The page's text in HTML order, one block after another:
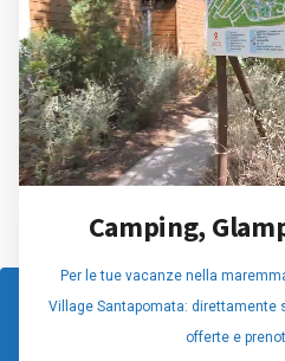
Camping,
Per le tue vacanze nella
Village Santapomata: direttamente
offerte e